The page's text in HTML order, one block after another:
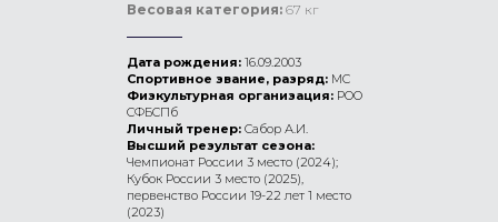
Весовая категория: 67 кг
Дата рождения: 16.09.2003
Спортивное звание, разряд: МС
Физкультурная организация: РОО
СФБСПб
Личный тренер: Сабор А.И.
Высший результат сезона:
Чемпионат России 3 место (2024);
Кубок России 3 место (2025),
первенство России 19-22 лет 1 место
(2023)